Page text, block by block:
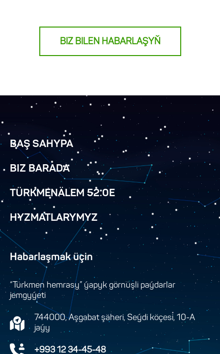
BIZ BILEN HABARLAŞYŇ
BAŞ SAHYPA
BIZ BARADA
TÜRKMENÄLEM 52.0E
HYZMATLARYMYZ
Habarlaşmak üçin
“Türkmen hemrasy” ýapyk görnüşli paýdarlar
jemgyýeti
744000, Aşgabat şäheri, Seýdi köçesi, 10-A
jaýy
+993 12 34-45-48